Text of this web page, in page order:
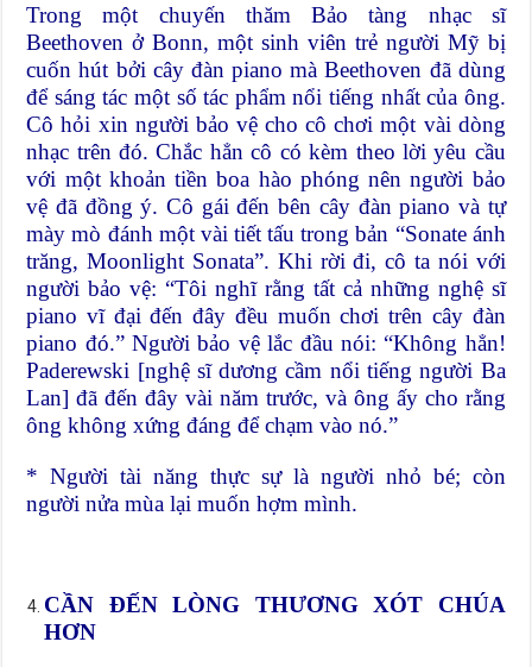
Trong một chuyến thăm Bảo tàng nhạc sĩ
Beethoven ở Bonn, một sinh viên trẻ người Mỹ bị
cuốn hút bởi cây đàn piano mà Beethoven đã dùng
để sáng tác một số tác phẩm nổi tiếng nhất của ông.
Cô hỏi xin người bảo vệ cho cô chơi một vài dòng
nhạc trên đó. Chắc hẳn cô có kèm theo lời yêu cầu
với một khoản tiền boa hào phóng nên người bảo
vệ đã đồng ý. Cô gái đến bên cây đàn piano và tự
mày mò đánh một vài tiết tấu trong bản “Sonate ánh
trăng, Moonlight Sonata”. Khi rời đi, cô ta nói với
người bảo vệ: “Tôi nghĩ rằng tất cả những nghệ sĩ
piano vĩ đại đến đây đều muốn chơi trên cây đàn
piano đó.” Người bảo vệ lắc đầu nói: “Không hẳn!
Paderewski [nghệ sĩ dương cầm nổi tiếng người Ba
Lan] đã đến đây vài năm trước, và ông ấy cho rằng
ông không xứng đáng để chạm vào nó.”
* Người tài năng thực sự là người nhỏ bé; còn
người nửa mùa lại muốn hợm mình.
CẦN ĐẾN LÒNG THƯƠNG XÓT CHÚA
HƠN